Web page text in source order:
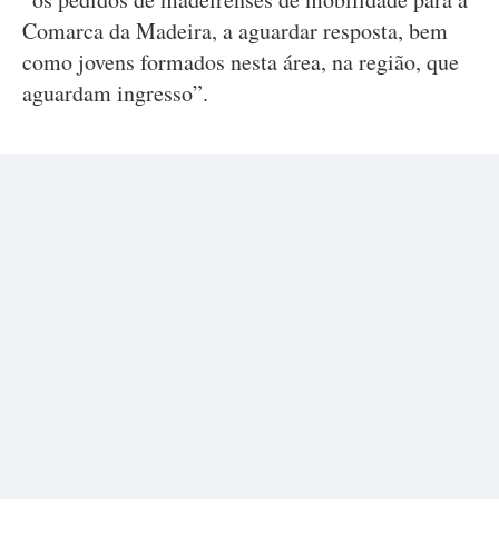
Comarca da Madeira, a aguardar resposta, bem
como jovens formados nesta área, na região, que
aguardam ingresso”.